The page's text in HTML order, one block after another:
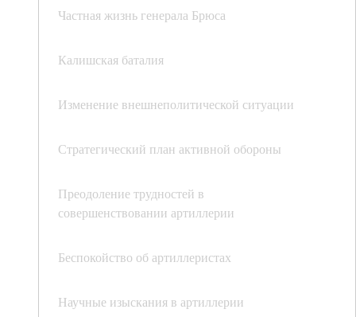
Частная жизнь генерала Брюса
Калишская баталия
Изменение внешнеполитической ситуации
Стратегический план активной обороны
Преодоление трудностей в
совершенствовании артиллерии
Беспокойство об артиллеристах
Научные изыскания в артиллерии